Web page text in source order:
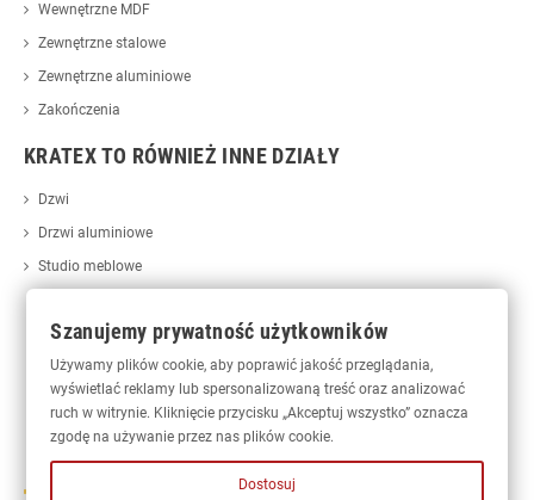
Wewnętrzne MDF
Zewnętrzne stalowe
Zewnętrzne aluminiowe
Zakończenia
KRATEX TO RÓWNIEŻ INNE DZIAŁY
Dzwi
Drzwi aluminiowe
Studio meblowe
Szanujemy prywatność użytkowników
Używamy plików cookie, aby poprawić jakość przeglądania,
wyświetlać reklamy lub spersonalizowaną treść oraz analizować
ruch w witrynie. Kliknięcie przycisku „Akceptuj wszystko” oznacza
zgodę na używanie przez nas plików cookie.
Dostosuj